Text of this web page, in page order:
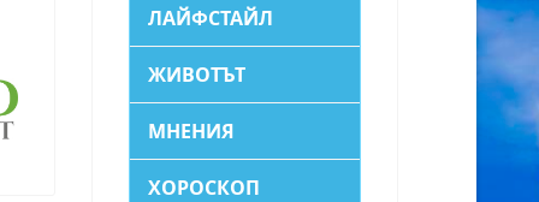
ЛАЙФСТАЙЛ
ЖИВОТЪТ
МНЕНИЯ
ХОРОСКОП